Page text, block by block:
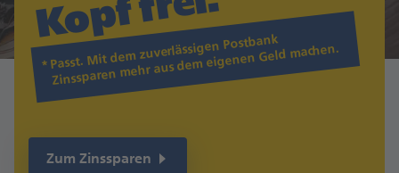
i.
Passt. Mit dem zuverlässigen Postbank
Zinssparen mehr aus dem eigenen Geld machen.
Zum Zinssparen